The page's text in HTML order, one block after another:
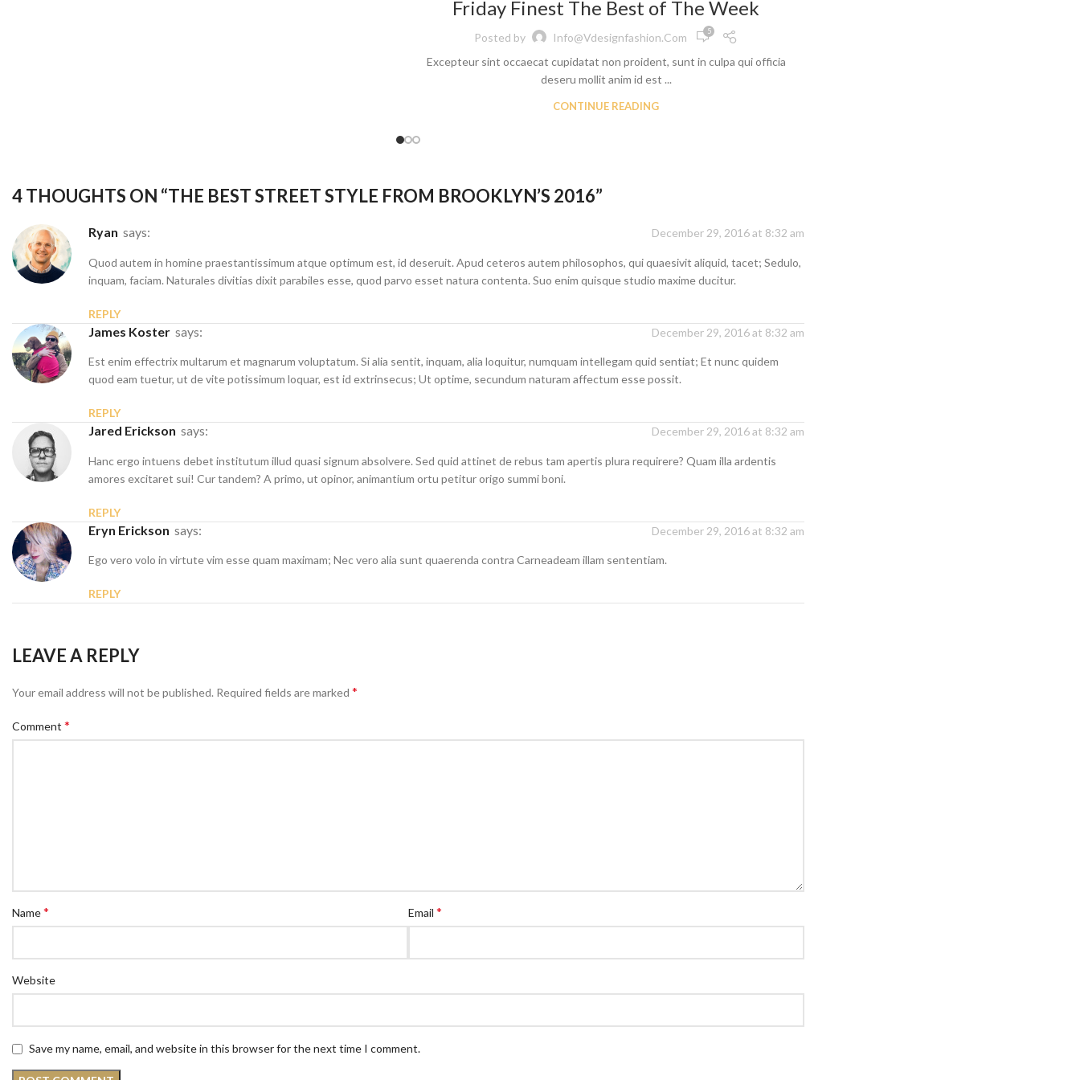
Friday Finest The Best of The Week
Posted by Info@vdesignfashion.com 5
Excepteur sint occaecat cupidatat non proident, sunt in culpa qui officia
deseru mollit anim id est ...
CONTINUE READING
4 THOUGHTS ON “THE BEST STREET STYLE FROM BROOKLYN’S 2016”
Ryan says: December 29, 2016 at 8:32 am
Quod autem in homine praestantissimum atque optimum est, id deseruit. Apud ceteros autem philosophos, qui quaesivit aliquid, tacet; Sedulo,
inquam, faciam. Naturales divitias dixit parabiles esse, quod parvo esset natura contenta. Suo enim quisque studio maxime ducitur.
REPLY
James Koster says: December 29, 2016 at 8:32 am
Est enim effectrix multarum et magnarum voluptatum. Si alia sentit, inquam, alia loquitur, numquam intellegam quid sentiat; Et nunc quidem
quod eam tuetur, ut de vite potissimum loquar, est id extrinsecus; Ut optime, secundum naturam affectum esse possit.
REPLY
Jared Erickson says: December 29, 2016 at 8:32 am
Hanc ergo intuens debet institutum illud quasi signum absolvere. Sed quid attinet de rebus tam apertis plura requirere? Quam illa ardentis
amores excitaret sui! Cur tandem? A primo, ut opinor, animantium ortu petitur origo summi boni.
REPLY
Eryn Erickson says: December 29, 2016 at 8:32 am
Ego vero volo in virtute vim esse quam maximam; Nec vero alia sunt quaerenda contra Carneadeam illam sententiam.
REPLY
LEAVE A REPLY
Your email address will not be published. Required fields are marked *
Comment *
Name* Email *
Website
Save my name, email, and website in this browser for the next time I comment.